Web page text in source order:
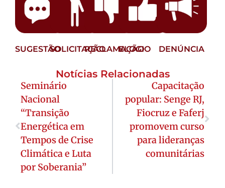
SUGESTÃOSOLICITAÇÃORECLAMAÇÃO
ELOGIO DENÚNCIA
Notícias Relacionadas
Seminário
Nacional
“Transição
Energética em
Tempos de Crise
Climática e Luta
por Soberania”
Capacitação
popular: Senge RJ,
Fiocruz e Faferj
promovem curso
para lideranças
comunitárias